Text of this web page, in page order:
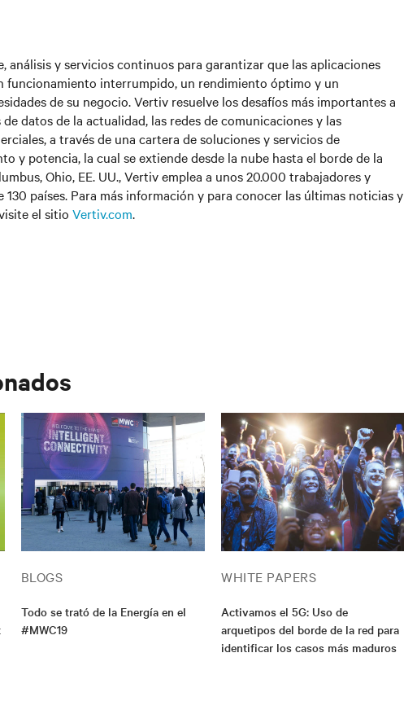
análisis y servicios continuos para garantizar que las aplicaciones
funcionamiento interrumpido, un rendimiento óptimo y un
de su negocio. Vertiv resuelve los desafíos más importantes a
datos de la actualidad, las redes de comunicaciones y las
a través de una cartera de soluciones y servicios de
y potencia, la cual se extiende desde la nube hasta el borde de la
Ohio, EE. UU., Vertiv emplea a unos 20.000 trabajadores y
130 países. Para más información y para conocer las últimas noticias y
el sitio Vertiv.com.
BLOGS
Todo se trató de la Energía en el
#MWC19
WHITE PAPERS
Activamos el 5G: Uso de
arquetipos del borde de la red para
identificar los casos más maduros